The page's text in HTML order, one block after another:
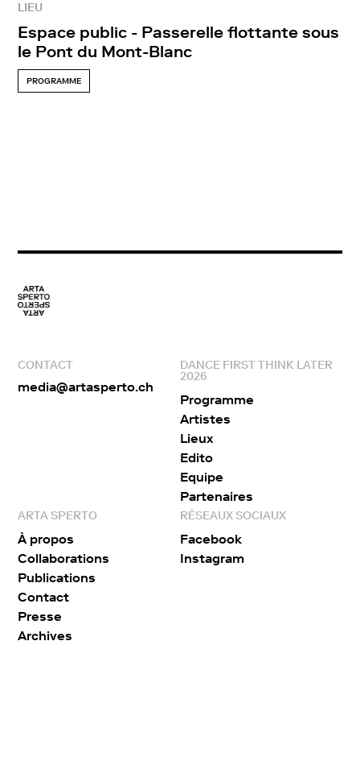
LIEU
Espace public - Passerelle flottante sous
le Pont du Mont-Blanc
PROGRAMME
CONTACT
media@artasperto.ch
DANCE FIRST THINK LATER
2026
Programme
Artistes
Lieux
Edito
Equipe
Partenaires
ARTA SPERTO
À propos
Collaborations
Publications
Contact
Presse
Archives
RÉSEAUX SOCIAUX
Facebook
Instagram